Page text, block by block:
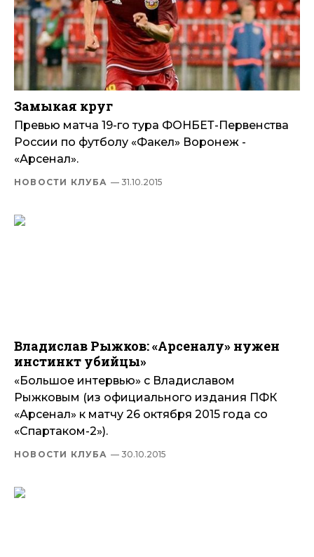
Замыкая круг
Превью матча 19-го тура ФОНБЕТ-Первенства
России по футболу «Факел» Воронеж -
«Арсенал».
НОВОСТИ КЛУБА — 31.10.2015
Владислав Рыжков: «Арсеналу» нужен
инстинкт убийцы»
«Большое интервью» с Владиславом
Рыжковым (из официального издания ПФК
«Арсенал» к матчу 26 октября 2015 года со
«Спартаком-2»).
НОВОСТИ КЛУБА — 30.10.2015